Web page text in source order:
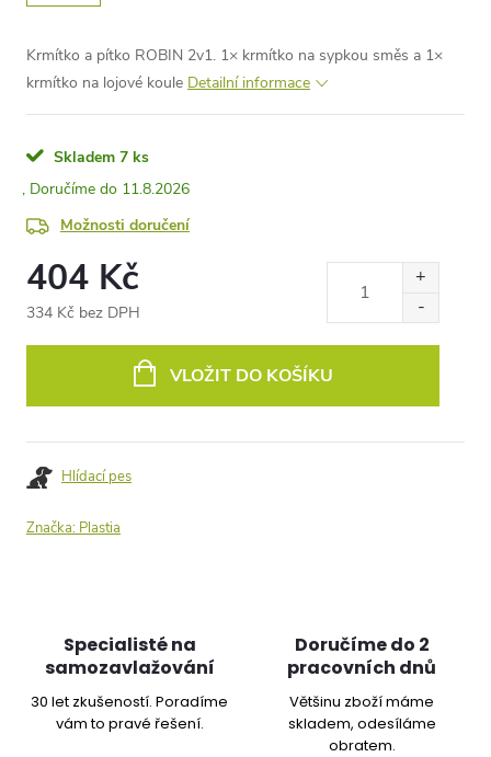
Krmítko a pítko ROBIN 2v1. 1× krmítko na sypkou směs a 1×
krmítko na lojové koule Detailní informace
Skladem 7 ks
11.8.2026
Možnosti doručení
404 Kč
334 Kč bez DPH
VLOŽIT DO KOŠÍKU
Hlídací pes
Značka: Plastia
Specialisté na
samozavlažování
30 let zkušeností. Poradíme
vám to pravé řešení.
Doručíme do 2
pracovních dnů
Většinu zboží máme
skladem, odesíláme
obratem.